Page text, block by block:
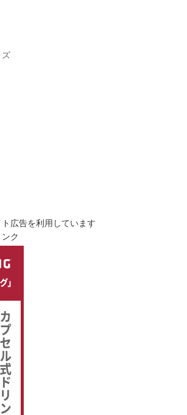
ズ
広告を利用しています
ク